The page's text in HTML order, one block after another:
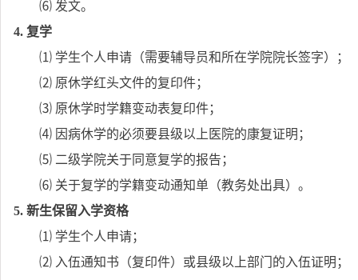
⑹ 发文。
4. 复学
⑴ 学生个人申请（需要辅导员和所在学院院长签字）；
⑵ 原休学红头文件的复印件；
⑶ 原休学时学籍变动表复印件；
⑷ 因病休学的必须要县级以上医院的康复证明；
⑸ 二级学院关于同意复学的报告；
⑹ 关于复学的学籍变动通知单（教务处出具）。
5. 新生保留入学资格
⑴ 学生个人申请；
⑵ 入伍通知书（复印件）或县级以上部门的入伍证明；